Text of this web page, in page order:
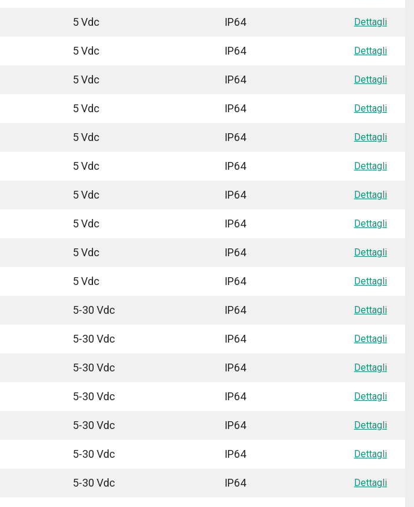
5 Vdc IP64 Dettagli
5 Vdc IP64 Dettagli
5 Vdc IP64 Dettagli
5 Vdc IP64 Dettagli
5 Vdc IP64 Dettagli
5 Vdc IP64 Dettagli
5 Vdc IP64 Dettagli
5 Vdc IP64 Dettagli
5 Vdc IP64 Dettagli
5 Vdc IP64 Dettagli
5-30 Vdc IP64 Dettagli
5-30 Vdc IP64 Dettagli
5-30 Vdc IP64 Dettagli
5-30 Vdc IP64 Dettagli
5-30 Vdc IP64 Dettagli
5-30 Vdc IP64 Dettagli
5-30 Vdc IP64 Dettagli